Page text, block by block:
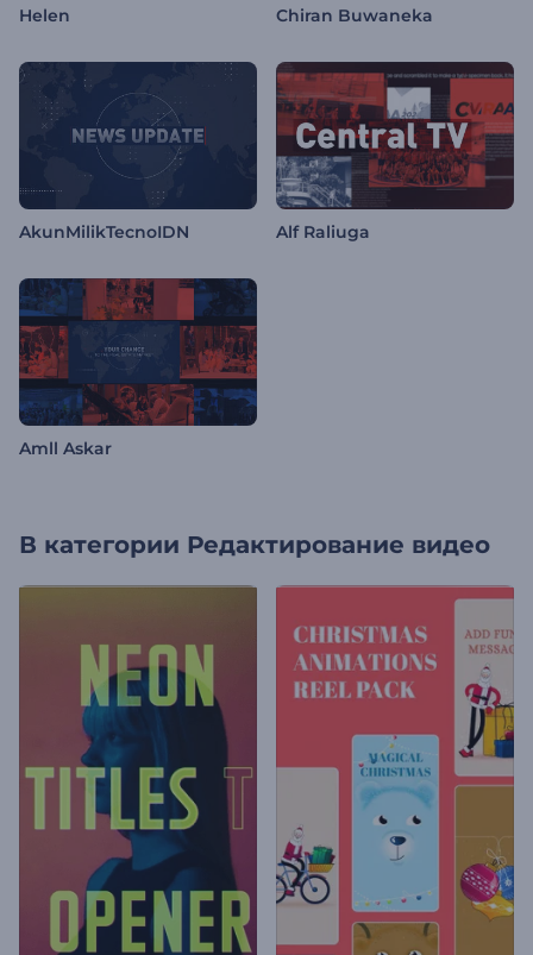
Helen Chiran Buwaneka
AkunMilikTecnoIDN Alf Raliuga
Amll Askar
В категории Редактирование видео